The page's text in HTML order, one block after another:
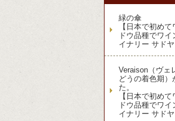
緑の傘
【日本で初め
ドウ品種でワイ
イナリー サドヤ
Veraison（ヴェ
どうの着色期）
た。
【日本で初め
ドウ品種でワイ
イナリー サドヤ